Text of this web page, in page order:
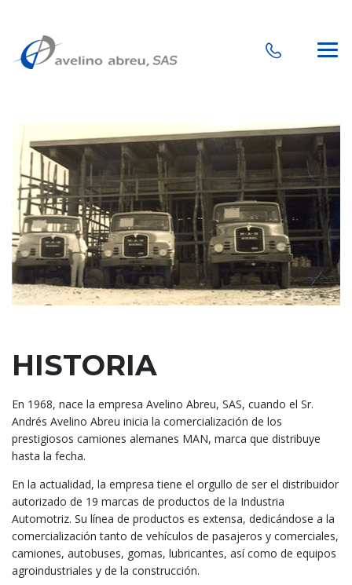
HISTORIA
En 1968, nace la empresa Avelino Abreu, SAS, cuando el Sr.
Andrés Avelino Abreu inicia la comercialización de los
prestigiosos camiones alemanes MAN, marca que distribuye
hasta la fecha.
En la actualidad, la empresa tiene el orgullo de ser el distribuidor
autorizado de 19 marcas de productos de la Industria
Automotriz. Su línea de productos es extensa, dedicándose a la
comercialización tanto de vehículos de pasajeros y comerciales,
camiones, autobuses, gomas, lubricantes, así como de equipos
agroindustriales y de la construcción.